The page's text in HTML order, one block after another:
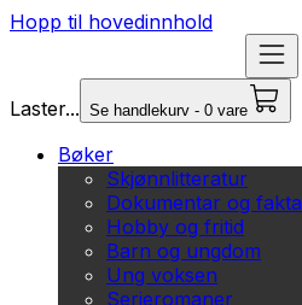
Hopp til hovedinnhold
Laster... Se handlekurv - 0 vare
Bøker
Skjønnlitteratur
Dokumentar og fakta
Hobby og fritid
Barn og ungdom
Ung voksen
Serieromaner